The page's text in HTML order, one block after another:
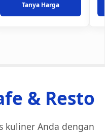
Tanya Harga
& Resto
kuliner Anda dengan